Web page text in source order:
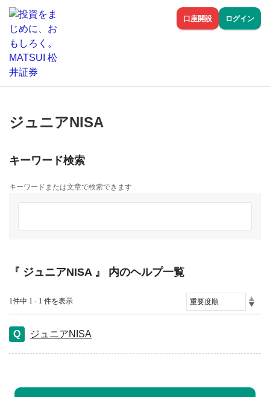
口座開設 ログイン
ジュニアNISA
キーワード検索
キーワードまたは文章で検索できます
『 ジュニアNISA 』 内のヘルプ一覧
1件中 1 - 1 件を表示
ジュニアNISA